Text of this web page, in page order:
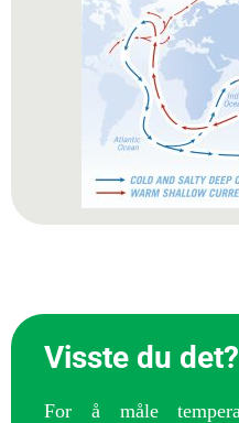
Visste du det?
For å måle